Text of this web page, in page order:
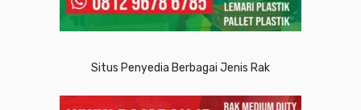
Situs Penyedia Berbagai Jenis Rak